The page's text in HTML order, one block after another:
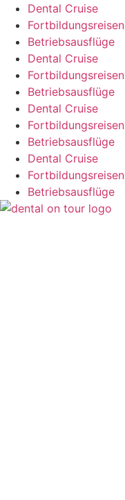
Zum
Inhalt
springen
Dental Cruise
Fortbildungsreisen
Betriebsausflüge
Dental Cruise
Fortbildungsreisen
Betriebsausflüge
Dental Cruise
Fortbildungsreisen
Betriebsausflüge
Dental Cruise
Fortbildungsreisen
Betriebsausflüge